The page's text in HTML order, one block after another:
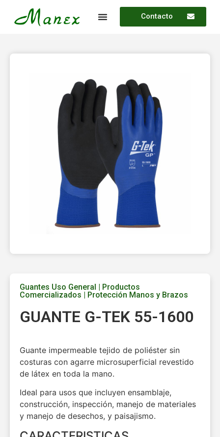
Contacto
Guantes Uso General | Productos
Comercializados | Protección Manos y Brazos
GUANTE G-TEK 55-1600
Guante impermeable tejido de poliéster sin
costuras con agarre microsuperficial revestido
de látex en toda la mano.
Ideal para usos que incluyen ensamblaje,
construcción, inspección, manejo de materiales
y manejo de desechos, y paisajismo.